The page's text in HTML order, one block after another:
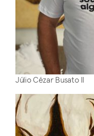
Júlio Cézar Busato II